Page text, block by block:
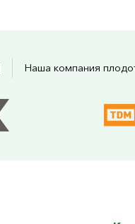
Наша компания